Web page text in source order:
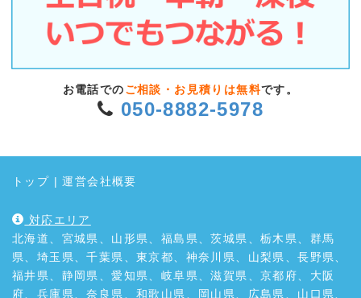
お電話での ご相談・お見積りは無料です。
050-8882-5978
トップ |運営会社概要
対応エリア
北海道、宮城県、山形県、福島県、茨城県、栃木県、群馬
県、埼玉県、千葉県、東京都、神奈川県、山梨県、長野県、
福井県、静岡県、愛知県、岐阜県、滋賀県、京都府、大阪
府、兵庫県、奈良県、和歌山県、岡山県、広島県、山口県、